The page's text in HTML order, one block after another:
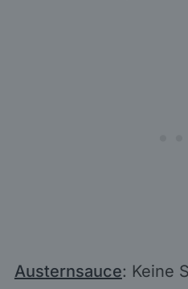
Austernsauce: Keine